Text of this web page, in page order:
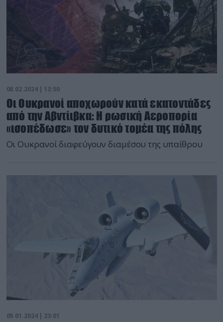
08.02.2024 | 13:50
Οι Ουκρανοί αποχωρούν κατά εκατοντάδες
από την Αβντίιβκα: Η ρωσική Αεροπορία
«ισοπέδωσε» τον δυτικό τομέα της πόλης
Οι Ουκρανοί διαφεύγουν διαμέσου της υπαίθρου
09.01.2024 | 23:01